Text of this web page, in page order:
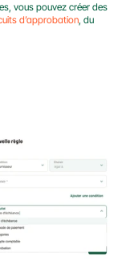
vous pouvez créer des
d’approbation, du